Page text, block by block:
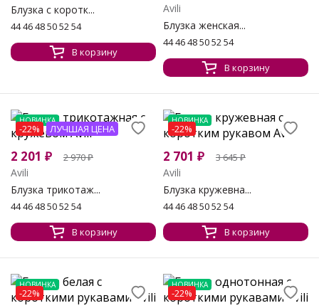
Блузка с коротк...
44 46 48 50 52 54
В корзину
Avili
Блузка женская...
44 46 48 50 52 54
В корзину
НОВИНКА
-22% ЛУЧШАЯ ЦЕНА
2 201 ₽ 2 970₽
Avili
Блузка трикотаж...
44 46 48 50 52 54
В корзину
НОВИНКА
-22%
2 701 ₽ 3 645₽
Avili
Блузка кружевна...
44 46 48 50 52 54
В корзину
НОВИНКА
-22%
НОВИНКА
-22%